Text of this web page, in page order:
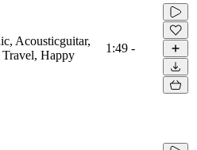
Acousticguitar,
Happy
1:49 -